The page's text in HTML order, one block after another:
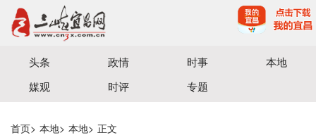
宜昌三峡融媒体中心主办
头条 政情 时事
本地
媒观
时评 专题
首页> 本地> 本地> 正文